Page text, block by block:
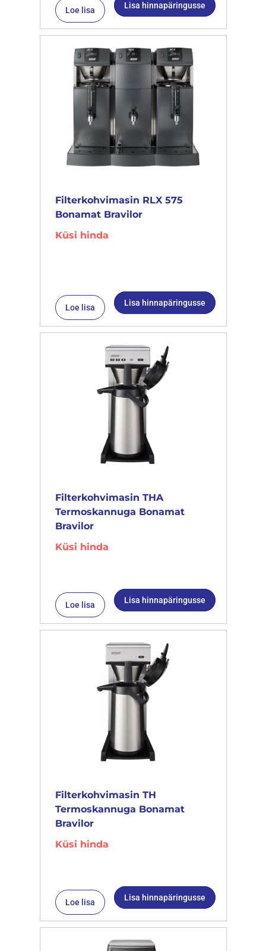
Loe lisa Lisa hinnapäringusse
Filterkohvimasin RLX 575
Bonamat Bravilor
Küsi hinda
Loe lisa Lisa hinnapäringusse
Filterkohvimasin THA
Termoskannuga Bonamat
Bravilor
Küsi hinda
Loe lisa Lisa hinnapäringusse
Filterkohvimasin TH
Termoskannuga Bonamat
Bravilor
Küsi hinda
Loe lisa Lisa hinnapäringusse